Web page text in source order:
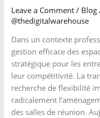
Leave a Comment / Blog
@thedigitalwarehouse
Dans un contexte
gestion efficace des
stratégique pour les
leur compétitivité. La
recherche de flexibilité
radicalement
des salles de réunion.